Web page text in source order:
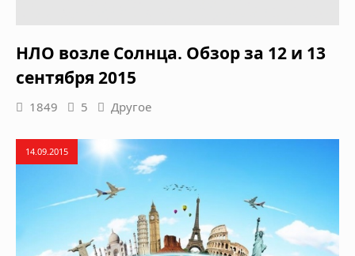
НЛО возле Солнца. Обзор за 12 и 13
сентября 2015
1849 5 Другое
14.09.2015